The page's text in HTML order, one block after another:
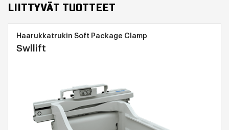
LIITTYVÄT TUOTTEET
Haarukkatrukin Soft Package Clamp
Swllift